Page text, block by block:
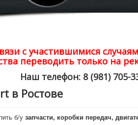
с участившимися
переводить только на
Наш телефон: 8 (981) 705-
в Ростове
б/у запчасти, коробки передач,